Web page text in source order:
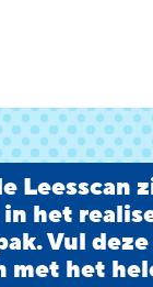
Leesscan
het
Vul deze
met het